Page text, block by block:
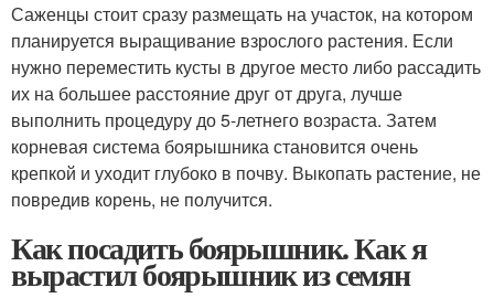
Саженцы стоит сразу размещать на участок, на котором
планируется выращивание взрослого растения. Если
нужно переместить кусты в другое место либо рассадить
их на большее расстояние друг от друга, лучше
выполнить процедуру до 5-летнего возраста. Затем
корневая система боярышника становится очень
крепкой и уходит глубоко в почву. Выкопать растение, не
повредив корень, не получится.
Как посадить боярышник. Как я
вырастил боярышник из семян